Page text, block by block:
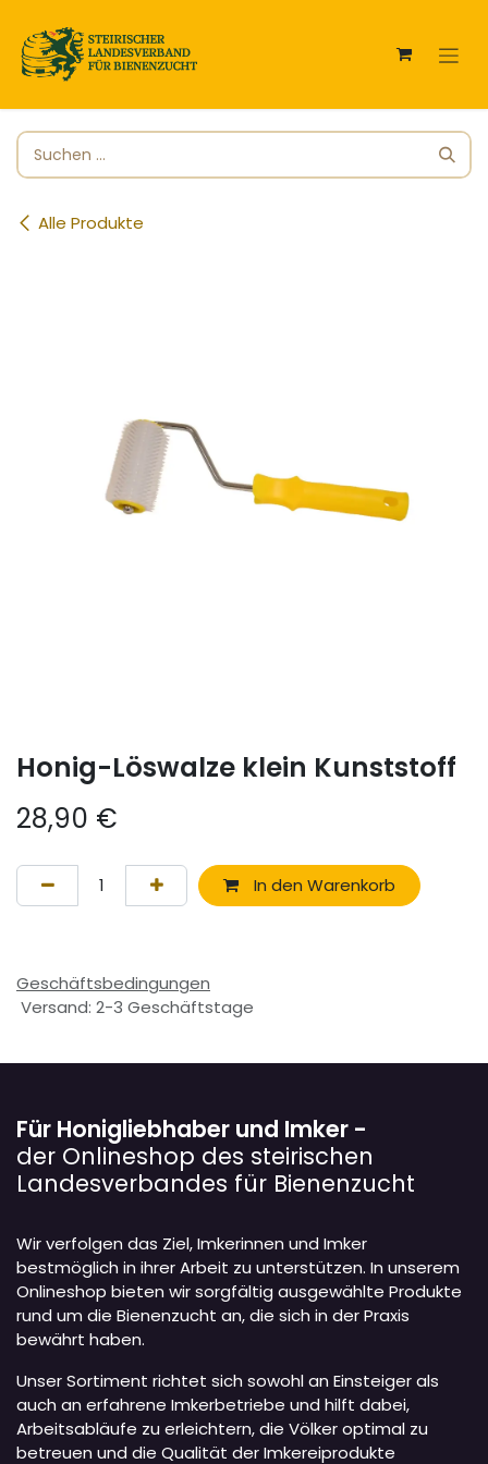
Alle Produkte
Honig-Löswalze klein Kunststoff
28,90 €
In den Warenkorb
Geschäftsbedingungen
Versand: 2-3 Geschäftstage
Für Honigliebhaber und Imker -
der Onlineshop des steirischen
Landesverbandes für Bienenzucht
Wir verfolgen das Ziel, Imkerinnen und Imker
bestmöglich in ihrer Arbeit zu unterstützen. In unserem
Onlineshop bieten wir sorgfältig ausgewählte Produkte
rund um die Bienenzucht an, die sich in der Praxis
bewährt haben.
Unser Sortiment richtet sich sowohl an Einsteiger als
auch an erfahrene Imkerbetriebe und hilft dabei,
Arbeitsabläufe zu erleichtern, die Völker optimal zu
betreuen und die Qualität der Imkereiprodukte